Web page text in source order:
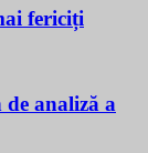
fericiți
analiză a